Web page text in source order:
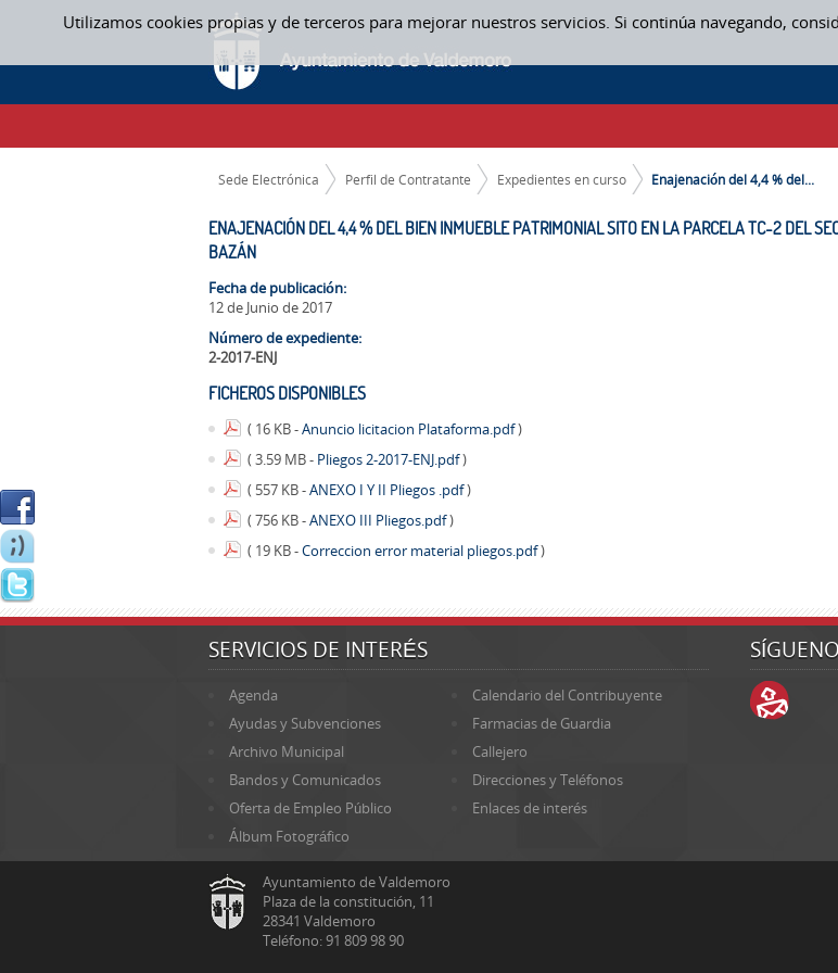
Utilizamos cookies propias y de terceros para mejorar nuestros servicios. Si continúa navegando,
Saltar al contenido
ENAJENACIÓN DEL 4,4 % DEL BIEN INMUEBLE PATRIMONIAL SITO EN LA PARCELA TC-2 DEL
CAMINO DE MIGAS
Sede Electrónica Perfil de Contratante Expedientes en curso Enajenación del 4,4 % del...
ENAJENACIÓN DEL 4,4 % DEL BIEN INMUEBLE PATRIMONIAL SITO EN LA PARCELA TC-2 DEL
BAZÁN
Fecha de publicación:
12 de Junio de 2017
Número de expediente:
2-2017-ENJ
FICHEROS DISPONIBLES
( 16 KB -Anuncio licitacion Plataforma.pdf)
( 3.59 MB - Pliegos 2-2017-ENJ.pdf)
( 557 KB -ANEXO I Y II Pliegos .pdf)
( 756 KB -ANEXO III Pliegos.pdf)
( 19 KB -Correccion error material pliegos.pdf)
SERVICIOS DE INTERÉS
Agenda
Calendario del Contribuyente
Ayudas y Subvenciones
Farmacias de Guardia
Archivo Municipal
Callejero
Bandos y Comunicados
Direcciones y Teléfonos
Oferta de Empleo Público
Enlaces de interés
Álbum Fotográfico
Ayuntamiento de Valdemoro
Plaza de la constitución, 11
28341 Valdemoro
Teléfono: 91 809 98 90